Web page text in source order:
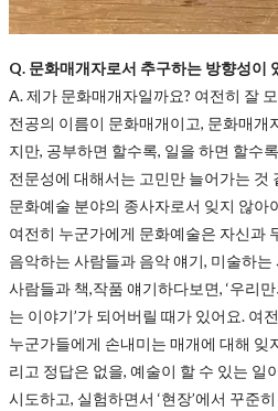
Q. 문화매개자로서 추구하는 방향성이
A. 제가 문화매개자일까요? 여전히 잘
전공의 이름이 문화매개이고, 문화매개
지만, 공부하면 할수록, 일을 하면 할수
전문성에 대해서는 고민만 늘어가는 것
문화예술 분야의 종사자로서 잊지 않아
여전히 누군가에게 문화예술은 자신과
음악하는 사람들과 음악 얘기, 미술하
사람들과 책,작품 얘기하다보면, ‘우리만
는 이야기’가 되어버릴 때가 있어요. 여
누군가들에게 손내미는 매개에 대해 잊
리고 정답은 없을, 예술이 할 수 있는 일
시도하고, 실험하면서 ‘현장’에서 꾸준